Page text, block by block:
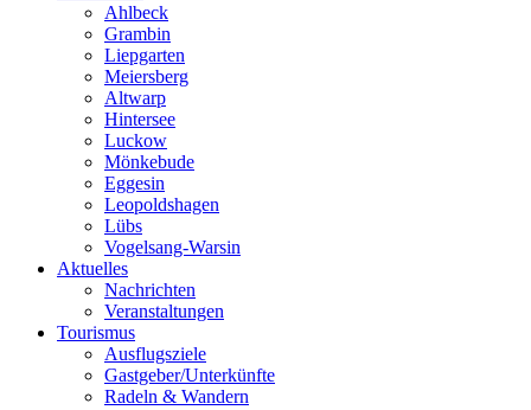
Ahlbeck
Grambin
Liepgarten
Meiersberg
Altwarp
Hintersee
Luckow
Mönkebude
Eggesin
Leopoldshagen
Lübs
Vogelsang-Warsin
Aktuelles
Nachrichten
Veranstaltungen
Tourismus
Ausflugsziele
Gastgeber/Unterkünfte
Radeln & Wandern